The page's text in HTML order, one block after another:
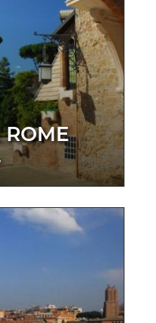
ROME